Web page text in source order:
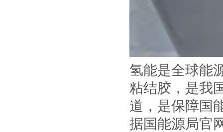
氢能是全球能
粘结胶，是我
道，是保障国
据国能源局官